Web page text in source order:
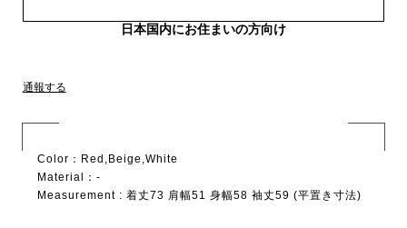
日本国内にお住まいの方向け
通報する
Color：Red,Beige,White
Material：-
Measurement : 着丈73 肩幅51 身幅58 袖丈59 (平置き寸法)